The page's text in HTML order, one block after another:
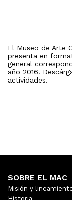
El Museo de Arte
presenta en
general
año 2016.
actividades.
SOBRE EL MAC
Misión y